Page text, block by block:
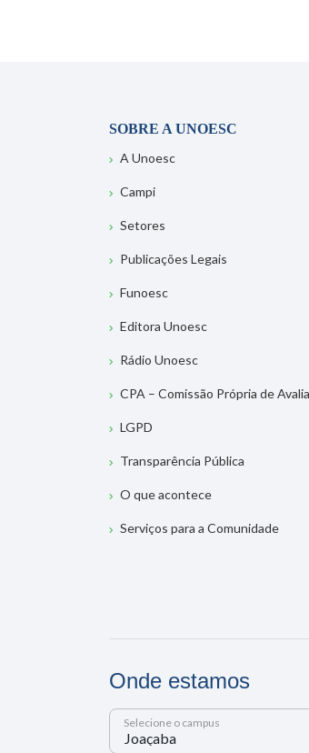
SOBRE A UNOESC
A Unoesc
Campi
Setores
Publicações Legais
Funoesc
Editora Unoesc
Rádio Unoesc
CPA – Comissão Própria de
LGPD
Transparência Pública
O que acontece
Serviços para a Comunidade
Onde estamos
Selecione o campus